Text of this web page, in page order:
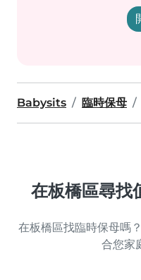
Babysits 臨時保母
在板橋區尋找
在板橋區找臨時保母嗎
合您家